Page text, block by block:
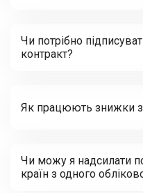
Чи потрібно
контракт?
Як працюють знижки
Чи можу я надсилати
країн з одного